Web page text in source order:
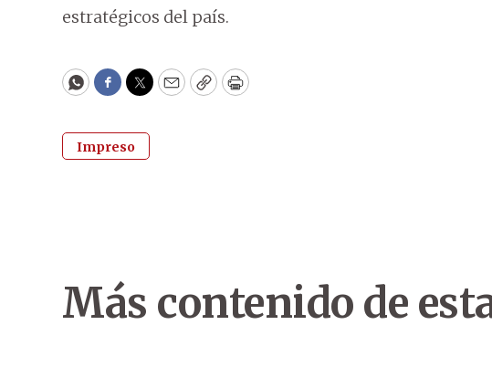
estratégicos del país.
WhatsApp
Facebook
Twitter
EmailCopyPrint
Impreso
Más contenido de